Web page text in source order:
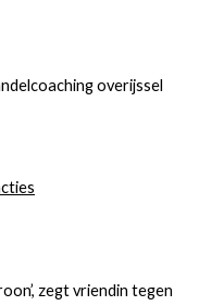
zegt vriendin tegen